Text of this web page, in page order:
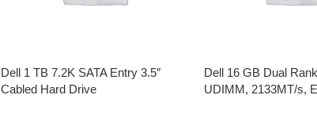
Dell 1 TB 7.2K SATA Entry 3.5″
Cabled Hard Drive
Dell 16 GB Dual
UDIMM, 2133MT/s,